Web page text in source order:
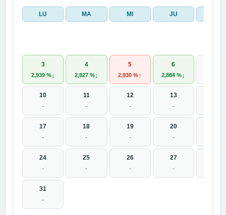
LU MA MI JU
3
2,939 %↓
4
2,927 %↓
5
2,930 %↑
6
2,884 % ↓
10
-
11
-
12
-
13
-
17
-
18
-
19
-
20
-
24
-
25
-
26
-
27
-
31
-